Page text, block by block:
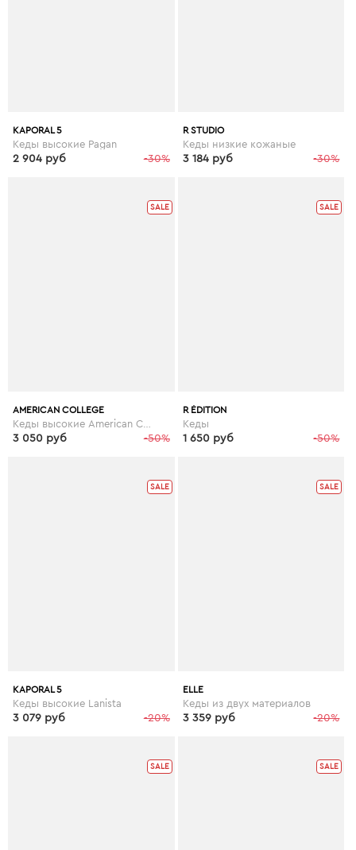
KAPORAL 5
Кеды высокие Pagan
-30%
2 904 руб
R STUDIO
Кеды низкие кожаные
-30%
3 184 руб
SALE
AMERICAN COLLEGE
-50%
3 050 руб
SALE
R ÉDITION
Кеды
-50%
1 650 руб
SALE
KAPORAL 5
Кеды высокие Lanista
-20%
3 079 руб
SALE
ELLE
Кеды из двух материалов
-20%
3 359 руб
SALE SALE